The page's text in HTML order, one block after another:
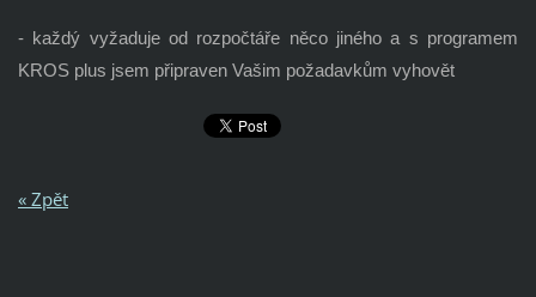
- každý vyžaduje od rozpočtáře něco jiného a s programem
KROS plus jsem připraven Vašim požadavkům vyhovět
« Zpět